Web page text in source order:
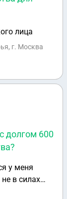
лица
г. Москва
долгом 600
у меня
в силах
уточнить ,